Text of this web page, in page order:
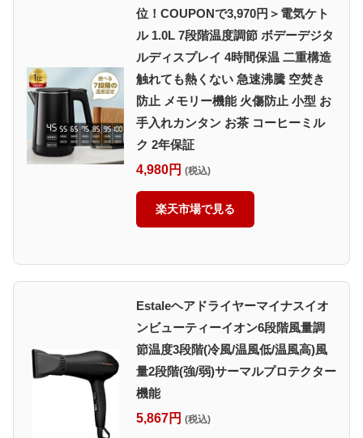
位！COUPONで3,970円＞電気ケト
ル 1.0L 7段階温度調節 ボデーデジタ
ルディスプレイ 4時間保温 二重構造
触れても熱くない 急速沸騰 空焚き
防止 メモリー機能 火傷防止 小型 お
手入れカンタン お茶 コーヒーミル
ク 2年保証
4,980円 (税込)
楽天市場で見る
Estaleヘアドライヤーマイナスイオ
ンビューティーイオン6段階風量調
節温度3段階(冷風/温風低/温風高)風
量2段階(強/弱)サーマルプロテクター
機能
5,867円 (税込)